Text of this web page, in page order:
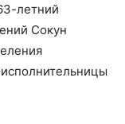
летний
Сокун